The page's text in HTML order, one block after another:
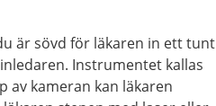
är sövd för läkaren in ett tunt
Instrumentet kallas
av kameran kan läkaren